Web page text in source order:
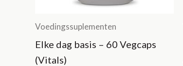
Voedingssuplementen
Elke dag basis – 60 Vegcaps
(Vitals)